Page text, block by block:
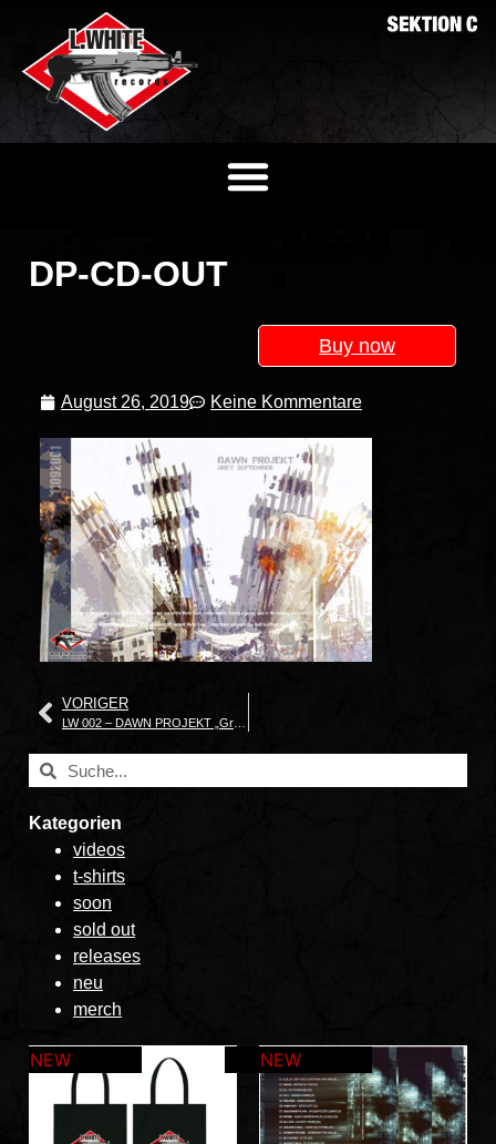
DP-CD-OUT
Buy now
August 26, 2019 Keine Kommentare
VORIGER
LW 002 – DAWN PROJEKT „Grey September“
Kategorien
videos
t-shirts
soon
sold out
releases
neu
merch